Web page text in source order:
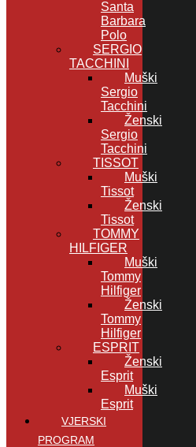
Santa
Barbara
Polo
SERGIO
TACCHINI
Muški
Sergio
Tacchini
Ženski
Sergio
Tacchini
TISSOT
Muški
Tissot
Ženski
Tissot
TOMMY
HILFIGER
Muški
Tommy
Hilfiger
Ženski
Tommy
Hilfiger
ESPRIT
Ženski
Esprit
Muški
Esprit
VJERSKI
PROGRAM